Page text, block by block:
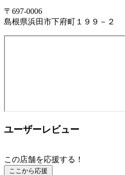
〒697-0006
島根県浜田市下府町１９９－２
ユーザーレビュー
この店舗を応援する！
ここから応援